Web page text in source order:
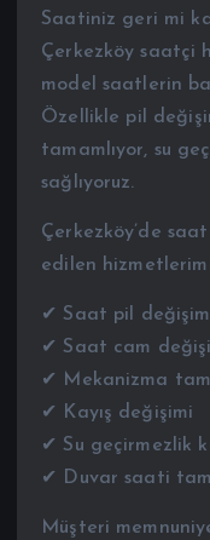
Saatiniz geri mi
Çerkezköy saatçi
model saatlerin
Özellikle pil
tamamlıyor, su
sağlıyoruz.
Çerkezköy’de
edilen
✔ Saat pil
✔ Saat cam
✔ Mekanizma
✔ Kayış değişimi
✔ Su geçirmezlik
✔ Duvar saati
Müşteri